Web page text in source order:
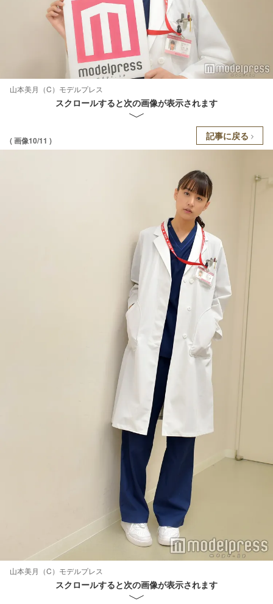
山本美月（C）モデルプレス
スクロールすると次の画像が表示されます
( 画像10/11 ) 記事に戻る
山本美月（C）モデルプレス
スクロールすると次の画像が表示されます